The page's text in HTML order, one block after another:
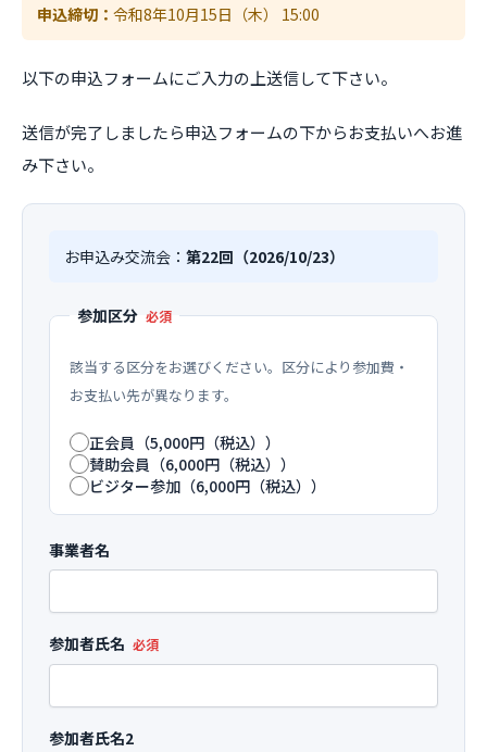
申込締切： 令和8年10月15日（木） 15:00
以下の申込フォームにご入力の上送信して下さい。
送信が完了しましたら申込フォームの下からお支払いへお進
み下さい。
お申込み交流会： 第22回（2026/10/23）
参加区分 必須
該当する区分をお選びください。区分により参加費・
お支払い先が異なります。
正会員（5,000円（税込））
賛助会員（6,000円（税込））
ビジター参加（6,000円（税込））
事業者名
参加者氏名 必須
参加者氏名2